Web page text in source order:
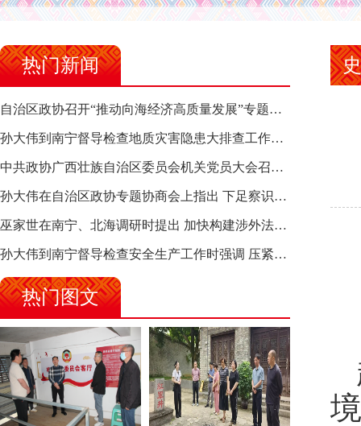
热门新闻
自治区政协召开“推动向海经济高质量发展”专题调研座谈会 钱学明出席并讲话
孙大伟到南宁督导检查地质灾害隐患大排查工作时强调 筑牢地质灾害安全防线 全力保障人民群众生命财产安全
中共政协广西壮族自治区委员会机关党员大会召开 选举产生新一届机关党委、机关纪委
孙大伟在自治区政协专题协商会上指出 下足察识谋督之功 恪尽服务大局之责 助推有色金属、关键金属产业高质量发展
巫家世在南宁、北海调研时提出 加快构建涉外法律供给集群 护航向海经济高质量发展
孙大伟到南宁督导检查安全生产工作时强调 压紧压实责任 狠抓隐患整治 坚决筑牢安全生产防线
热门图文